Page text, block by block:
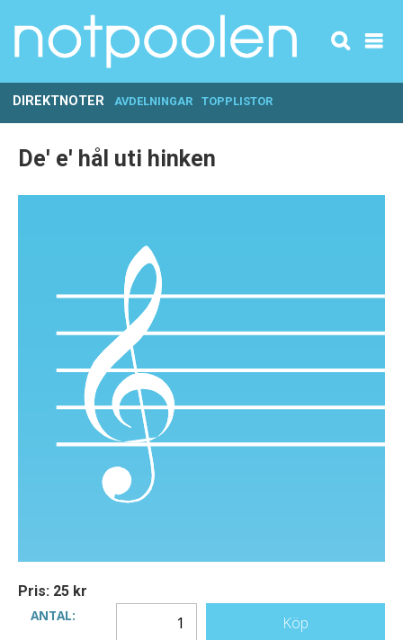
DIREKTNOTER AVDELNINGAR TOPPLISTOR
De' e' hål uti hinken
Pris: 25 kr
ANTAL:
Köp